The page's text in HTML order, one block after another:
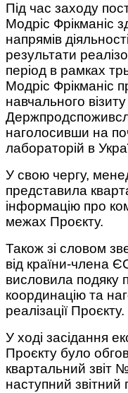
Під час заходу
Модріс Фрікманіс
напрямів
результати
період в рамках
Модріс Фрікманіс
навчального
наголосивши на
лабораторій в
У свою чергу,
представила
інформацію про
межах Проєкту.
Також зі словом
від країни-члена
висловила подяку
координацію та
реалізації Проєкту.
У ході засідання
Проєкту було
квартальний звіт
наступний звітний